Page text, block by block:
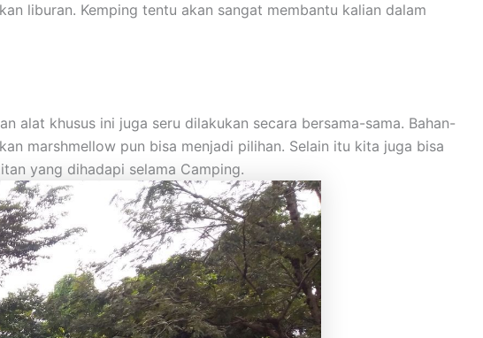
liburan. Kemping tentu akan sangat membantu kalian dalam
alat khusus ini juga seru dilakukan secara bersama-sama. Bahan-
marshmellow pun bisa menjadi pilihan. Selain itu kita juga bisa
yang dihadapi selama Camping.